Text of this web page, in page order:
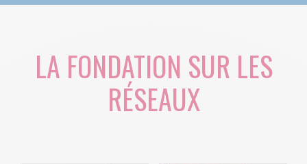
LA FONDATION SUR LES
RÉSEAUX